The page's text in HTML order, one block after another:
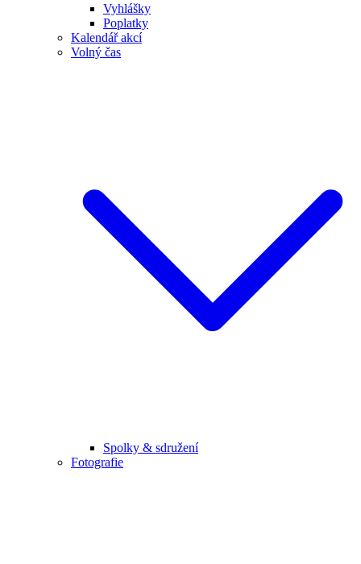
Vyhlášky
Poplatky
Kalendář akcí
Volný čas
Spolky & sdružení
Fotografie